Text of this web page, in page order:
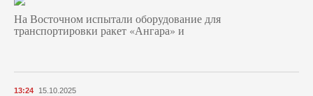
На Восточном испытали оборудование для
транспортировки ракет «Ангара» и
13:24 15.10.2025